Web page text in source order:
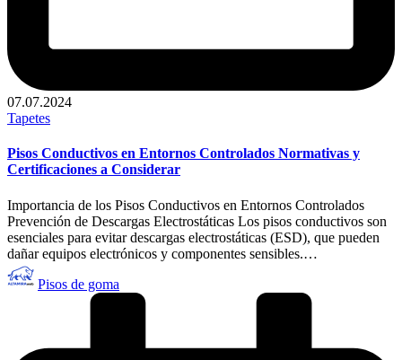
07.07.2024
Publicado
Tapetes
Pisos Conductivos en Entornos Controlados Normativas y
Certificaciones a Considerar
Importancia de los Pisos Conductivos en Entornos Controlados
Prevención de Descargas Electrostáticas Los pisos conductivos son
esenciales para evitar descargas electrostáticas (ESD), que pueden
dañar equipos electrónicos y componentes sensibles.…
Publicado
por
Pisos de goma